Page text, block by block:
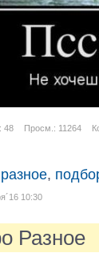
48 Просм.: 11264
разное,
10:30
Разное